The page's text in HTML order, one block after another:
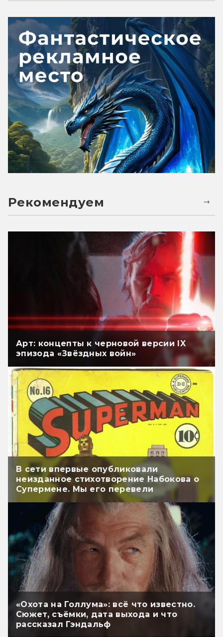
Рекомендуем
Арт: концепты к черновой версии IX
эпизода «Звёздных войн»
В сети впервые опубликовали
неизданное стихотворение Набокова о
Супермене. Мы его перевели
«Охота на Голлума»: всё что известно.
Сюжет, съёмки, дата выхода и что
рассказал Гэндальф